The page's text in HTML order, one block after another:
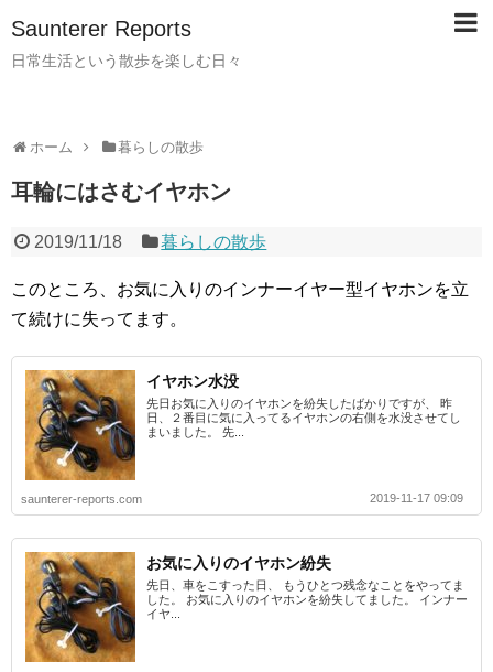
Saunterer Reports
日常生活という散歩を楽しむ日々
ホーム 暮らしの散歩
耳輪にはさむイヤホン
2019/11/18 暮らしの散歩
このところ、お気に入りのインナーイヤー型イヤホンを立
て続けに失ってます。
イヤホン水没
先日お気に入りのイヤホンを紛失したばかりですが、 昨
日、２番目に気に入ってるイヤホンの右側を水没させてし
まいました。 先...
saunterer-reports.com 2019-11-17 09:09
お気に入りのイヤホン紛失
先日、車をこすった日、 もうひとつ残念なことをやってま
した。 お気に入りのイヤホンを紛失してました。 インナー
イヤ...